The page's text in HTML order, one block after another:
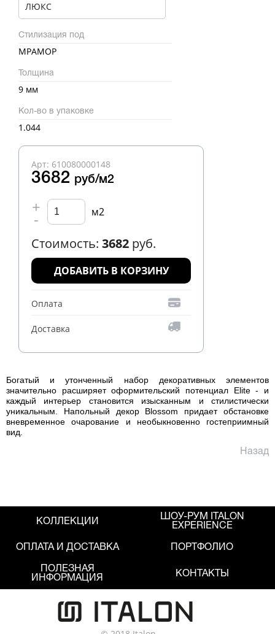
ЛЮКС
Стилизация под
МРАМОР
Толщина
9 мм
Кол-во в упаковке
1.044
Арт: 610080000148
3682 руб/м2
+
- м2
Стоимость: 3682 руб.
ДОБАВИТЬ В КОРЗИНУ
Оплата
Доставка
Богатый и утонченный набор декоративных элементов
значительно расширяет оформительский потенциал Elite - и
каждый интерьер становится изысканным и стилистически
уникальным. Напольный декор Blossom придает обстановке
вневременное очарование и необыкновенно гостеприимный
вид.
Назад
КОЛЛЕКЦИИ
ШОУ-РУМ ITALON
EXPERIENCE
ОПЛАТА И ДОСТАВКА ПОРТФОЛИО
ПОЛЕЗНАЯ
ИНФОРМАЦИЯ
КОНТАКТЫ